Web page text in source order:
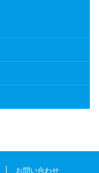
お問い合わせ